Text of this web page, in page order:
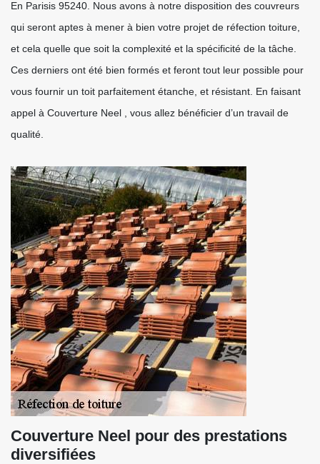
En Parisis 95240. Nous avons à notre disposition des couvreurs
qui seront aptes à mener à bien votre projet de réfection toiture,
et cela quelle que soit la complexité et la spécificité de la tâche.
Ces derniers ont été bien formés et feront tout leur possible pour
vous fournir un toit parfaitement étanche, et résistant. En faisant
appel à Couverture Neel , vous allez bénéficier d’un travail de
qualité.
Couverture Neel pour des prestations
diversifiées